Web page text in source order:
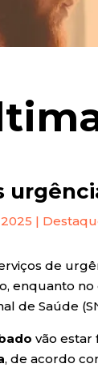
|
de
enquanto
de Saúde
vão estar
, de acordo